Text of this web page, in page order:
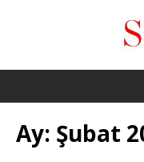
Ay: Şubat